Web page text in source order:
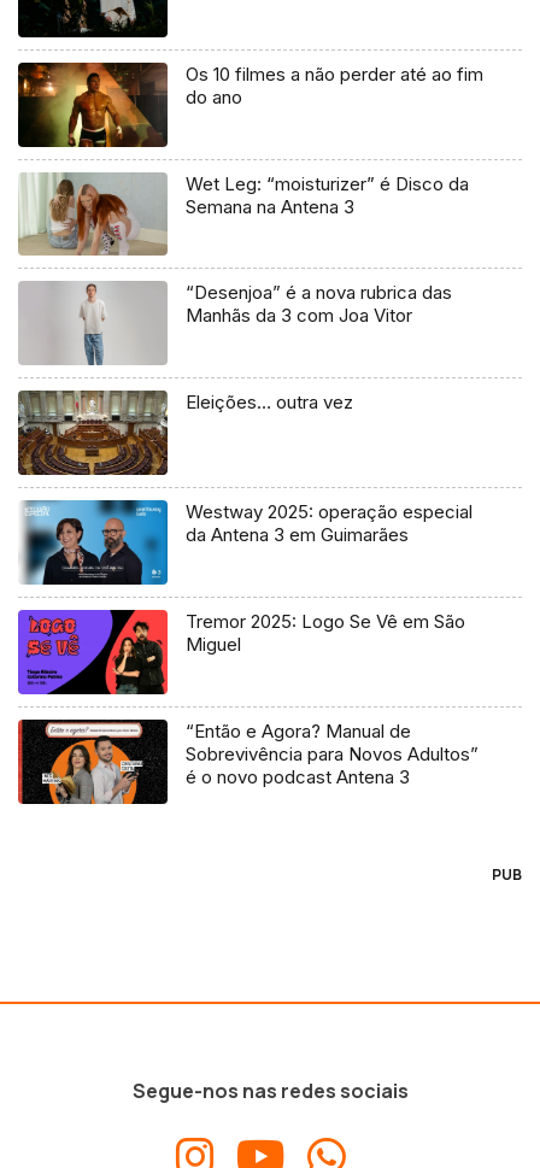
Os 10 filmes a não perder até ao fim
do ano
Wet Leg: “moisturizer” é Disco da
Semana na Antena 3
“Desenjoa” é a nova rubrica das
Manhãs da 3 com Joa Vitor
Eleições… outra vez
Westway 2025: operação especial
da Antena 3 em Guimarães
Tremor 2025: Logo Se Vê em São
Miguel
“Então e Agora? Manual de
Sobrevivência para Novos Adultos”
é o novo podcast Antena 3
PUB
Segue-nos nas redes sociais